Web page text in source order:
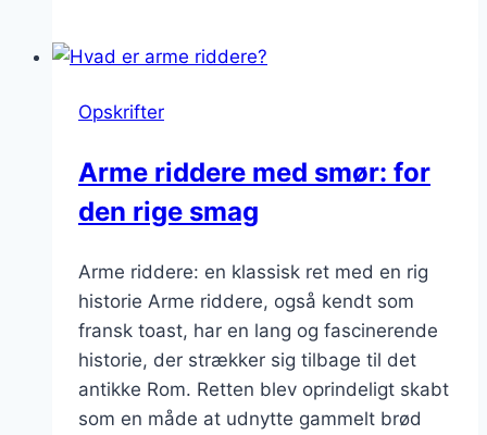
fryd
vaniljeis
Opskrifter
Arme riddere med smør: for
den rige smag
Arme riddere: en klassisk ret med en rig
historie Arme riddere, også kendt som
fransk toast, har en lang og fascinerende
historie, der strækker sig tilbage til det
antikke Rom. Retten blev oprindeligt skabt
som en måde at udnytte gammelt brød